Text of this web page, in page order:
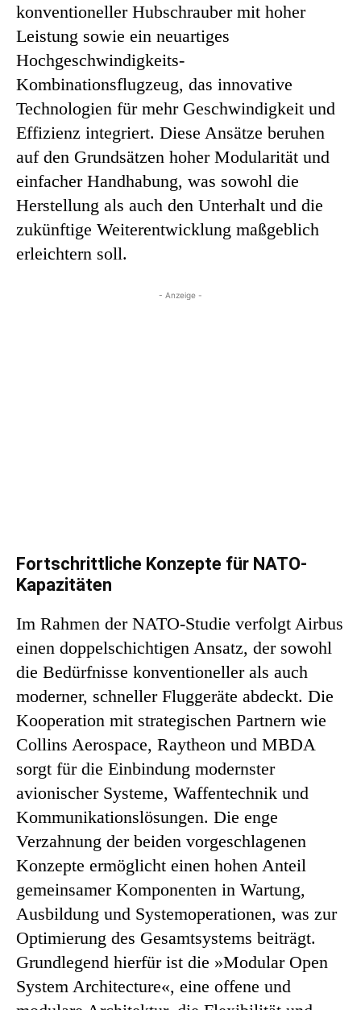
konventioneller Hubschrauber mit hoher
Leistung sowie ein neuartiges
Hochgeschwindigkeits-
Kombinationsflugzeug, das innovative
Technologien für mehr Geschwindigkeit und
Effizienz integriert. Diese Ansätze beruhen
auf den Grundsätzen hoher Modularität und
einfacher Handhabung, was sowohl die
Herstellung als auch den Unterhalt und die
zukünftige Weiterentwicklung maßgeblich
erleichtern soll.
- Anzeige -
Fortschrittliche Konzepte für NATO-
Kapazitäten
Im Rahmen der NATO-Studie verfolgt Airbus
einen doppelschichtigen Ansatz, der sowohl
die Bedürfnisse konventioneller als auch
moderner, schneller Fluggeräte abdeckt. Die
Kooperation mit strategischen Partnern wie
Collins Aerospace, Raytheon und MBDA
sorgt für die Einbindung modernster
avionischer Systeme, Waffentechnik und
Kommunikationslösungen. Die enge
Verzahnung der beiden vorgeschlagenen
Konzepte ermöglicht einen hohen Anteil
gemeinsamer Komponenten in Wartung,
Ausbildung und Systemoperationen, was zur
Optimierung des Gesamtsystems beiträgt.
Grundlegend hierfür ist die »Modular Open
System Architecture«, eine offene und